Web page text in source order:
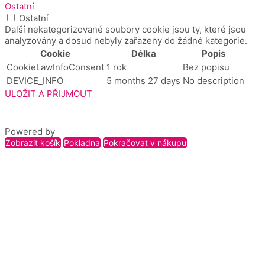
Ostatní
Ostatní
Další nekategorizované soubory cookie jsou ty, které jsou
analyzovány a dosud nebyly zařazeny do žádné kategorie.
Cookie
Délka
Popis
CookieLawInfoConsent 1 rok
Bez popisu
DEVICE_INFO
5 months 27 days No description
ULOŽIT A PŘIJMOUT
Powered by
Zobrazit košík Pokladna Pokračovat v nákupu